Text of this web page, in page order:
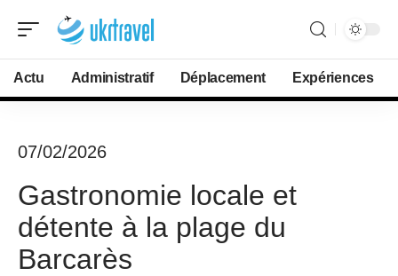
Actu Administratif Déplacement Expériences
07/02/2026
Gastronomie locale et
détente à la plage du
Barcarès